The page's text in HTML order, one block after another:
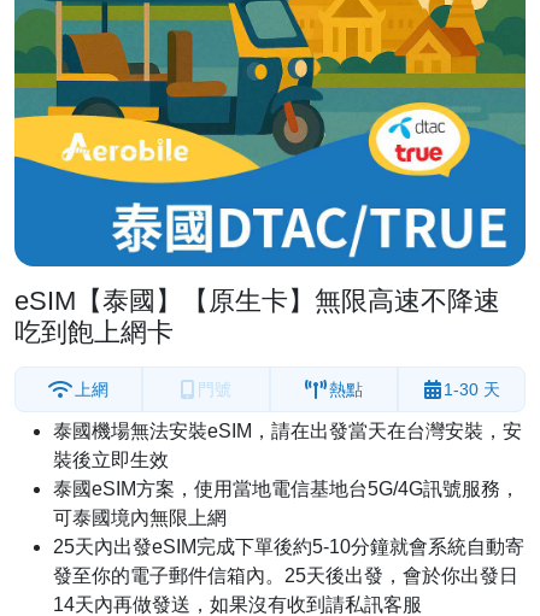
eSIM【泰國】【原生卡】無限高速不降速
吃到飽上網卡
上網 門號 熱點 1-30 天
泰國機場無法安裝eSIM，請在出發當天在台灣安裝，安
裝後立即生效
泰國eSIM方案，使用當地電信基地台5G/4G訊號服務，
可泰國境內無限上網
25天內出發eSIM完成下單後約5-10分鐘就會系統自動寄
發至你的電子郵件信箱內。25天後出發，會於你出發日
14天內再做發送，如果沒有收到請私訊客服